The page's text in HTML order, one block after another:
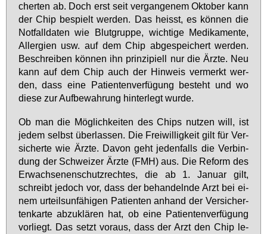
cher­ten ab. Doch erst seit ver­gan­ge­nem Ok­to­ber kann
der Chip be­spielt wer­den. Das heisst, es kön­nen die
Not­fall­da­ten wie Blut­grup­pe, wich­ti­ge Me­di­ka­men­te,
All­er­gi­en usw. auf dem Chip ab­ge­spei­chert wer­den.
Be­schrei­ben kön­nen ihn prin­zi­pi­ell nur die Ärz­te. Neu
kann auf dem Chip auch der Hin­weis ver­merkt wer­
den, dass ei­ne Pa­ti­en­ten­ver­fü­gung be­steht und wo
die­se zur Auf­be­wah­rung hin­ter­legt wur­de.
Ob man die Mög­lich­kei­ten des Chips nut­zen will, ist
je­dem selbst über­las­sen. Die Frei­wil­lig­keit gilt für Ver­
si­cher­te wie Ärz­te. Da­von geht je­den­falls die Ver­bin­
dung der Schwei­zer Ärz­te (FMH) aus. Die Re­form des
Er­wach­se­nen­schutz­rech­tes, die ab 1. Ja­nu­ar gilt,
schreibt je­doch vor, dass der be­han­deln­de Arzt bei ei­
nem ur­teils­un­fä­hi­gen Pa­ti­en­ten an­hand der Ver­si­cher­
ten­kar­te ab­zu­klä­ren hat, ob ei­ne Pa­ti­en­ten­ver­fü­gung
vor­liegt. Das setzt vor­aus, dass der Arzt den Chip le­